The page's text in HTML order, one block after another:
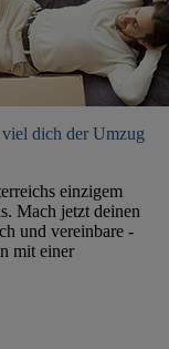
dich der Umzug
einzigem
Mach jetzt deinen
und vereinbare -
mit einer